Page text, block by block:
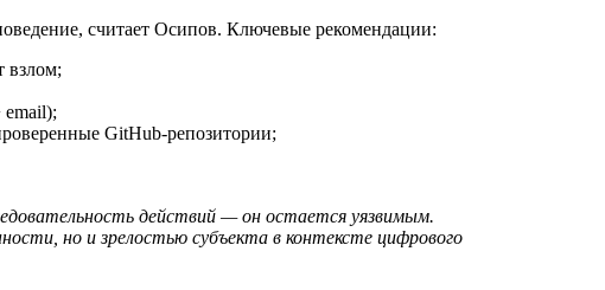
считает Осипов. Ключевые рекомендации:
взлом;
GitHub-репозитории;
действий — он остается уязвимым.
но и зрелостью субъекта в контексте цифрового